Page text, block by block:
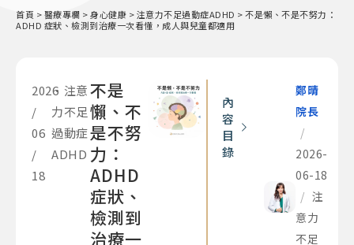
首頁 >醫療專欄 >身心健康 >注意力不足過動症ADHD >不是懶、不是不努力：
ADHD 症狀、檢測到治療一次看懂，成人與兒童都適用
2026
/
06
/
18
• 注意
力不足
過動症
ADHD
不是
懶、不
是不努
力：
ADHD
症狀、
檢測到
治療一
內
容
目
錄
鄭晴
院長
/
2026-
06-18
/ 注
意力
不足